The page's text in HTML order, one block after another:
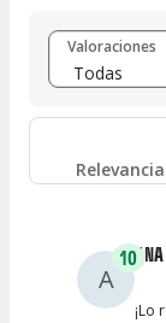
Entre 8 y 10 (
Entre 6 y 8 (7)
Entre 4 y 6 6
Entre 0 y 2
Valoraciones
Relevancia
A
10
¡Lo